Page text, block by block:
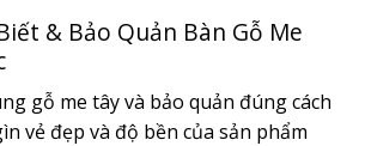
& Bảo Quản Bàn Gỗ Me
gỗ me tây và bảo quản đúng cách
vẻ đẹp và độ bền của sản phẩm